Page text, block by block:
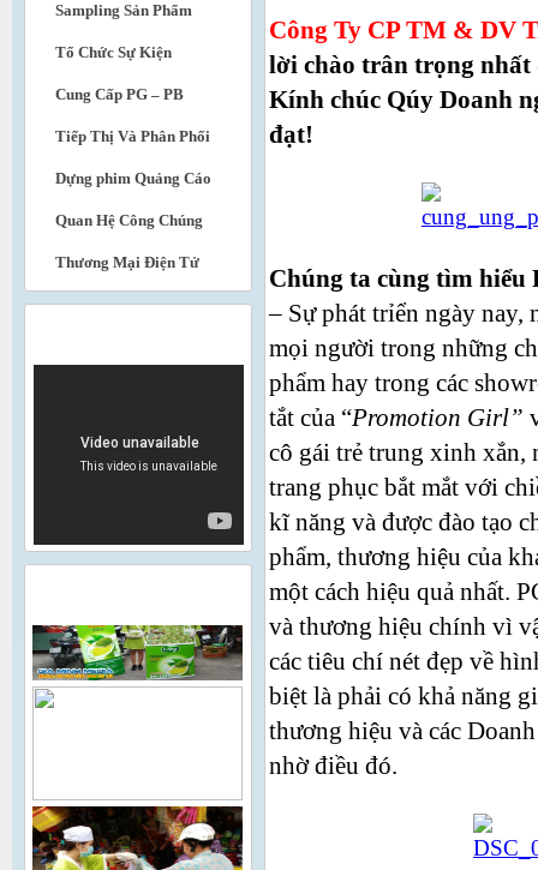
Sampling Sản Phẩm
Tổ Chức Sự Kiện
Cung Cấp PG – PB
Tiếp Thị Và Phân Phối
Dựng phim Quảng Cáo
Quan Hệ Công Chúng
Thương Mại Điện Tử
Công Ty CP TM & DV
lời chào trân trọng nhất
Kính chúc Qúy Doanh
đạt!
Chúng ta cùng tìm hiểu
– Sự phát trỉển ngày nay,
mọi người trong những
phẩm hay trong các
tắt của “Promotion Girl”
cô gái trẻ trung xinh xắn,
trang phục bắt mắt với
kĩ năng và được đào tạo
phẩm, thương hiệu của
một cách hiệu quả nhất.
và thương hiệu chính vì
các tiêu chí nét đẹp về
biệt là phải có khả năng
thương hiệu và các
nhờ điều đó.